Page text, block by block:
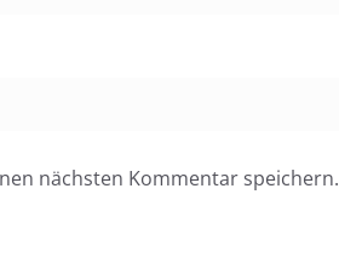
nächsten Kommentar speichern.